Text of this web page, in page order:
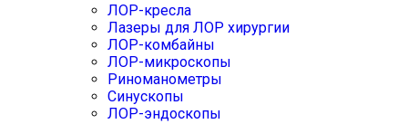
ЛОР-кресла
Лазеры для ЛОР хирургии
ЛОР-комбайны
ЛОР-микроскопы
Риноманометры
Синускопы
ЛОР-эндоскопы